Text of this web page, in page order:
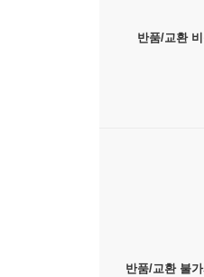
반품/교환
반품/교환 불